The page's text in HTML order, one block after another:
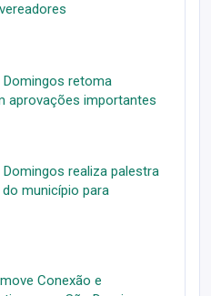
Domingos retoma
aprovações importantes
realiza palestra
município para
Conexão e